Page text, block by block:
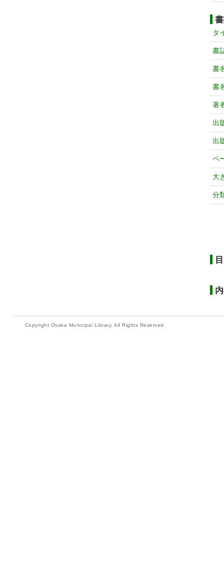
タ
書
書
書
著
出
出
ペ
大
分
Copyright Osaka Municipal Library. All Rights Reserved.